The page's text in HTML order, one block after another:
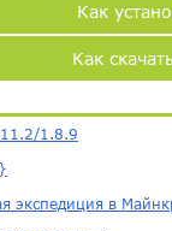
Как
Как
1.8.9
экспедиция в